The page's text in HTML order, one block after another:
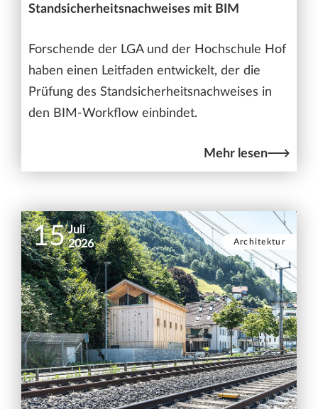
Standsicherheitsnachweises mit BIM
Forschende der LGA und der Hochschule Hof
haben einen Leitfaden entwickelt, der die
Prüfung des Standsicherheitsnachweises in
den BIM-Workflow einbindet.
Mehr lesen
15 Juli
2026
Architektur